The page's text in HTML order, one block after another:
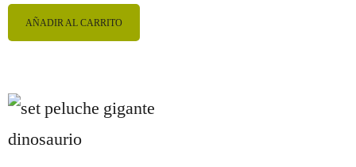
AÑADIR AL CARRITO